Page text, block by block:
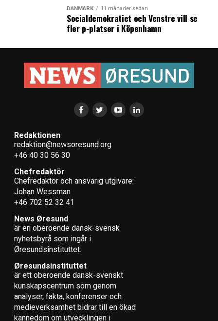
DANMARK 11 månader sedan
Socialdemokratiet och Venstre vill se
fler p-platser i Köpenhamn
Redaktionen
redaktion@newsoresund.org
+46 40 30 56 30
Chefredaktör
Chefredaktör och ansvarig utgivare:
Johan Wessman
+46 702 52 32 41
News Øresund
är en oberoende dansk-svensk
nyhets­byrå som ingår i
Øresundsinstituttet.
Øresundsinstituttet
är ett oberoende dansk-svenskt
kunskapscentrum som genom
analyser, fakta, konferenser och
medieverksamhet bidrar till en ökad
kännedom om utvecklingen i